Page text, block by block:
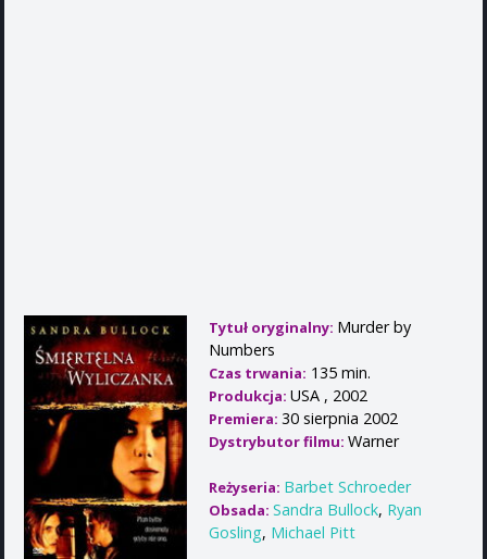
Tytuł oryginalny: Murder by
Numbers
Czas trwania: 135 min.
Produkcja: USA , 2002
Premiera: 30 sierpnia 2002
Dystrybutor filmu: Warner
Reżyseria: Barbet Schroeder
Obsada: Sandra Bullock, Ryan
Gosling, Michael Pitt